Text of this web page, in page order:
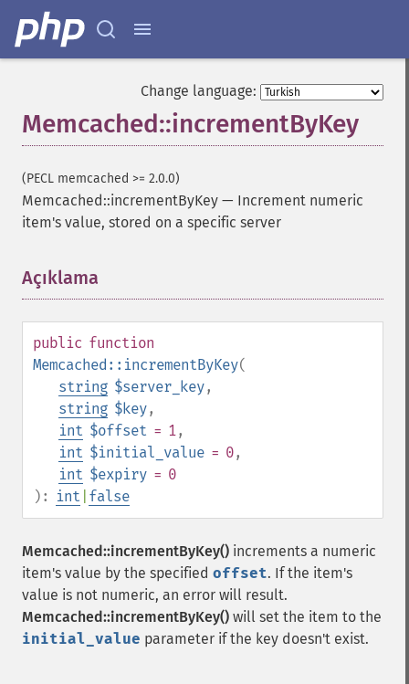
Change language:
Memcached::incrementByKey
(PECL memcached >= 2.0.0)
Memcached::incrementByKey — Increment numeric
item's value, stored on a specific server
Açıklama
public function
Memcached::incrementByKey(
string $server_key,
string $key,
int $offset = 1,
int $initial_value = 0,
int $expiry = 0
):
int false
Memcached::incrementByKey() increments a numeric
item's value by the specified offset. If the item's
value is not numeric, an error will result.
Memcached::incrementByKey() will set the item to the
initial_value parameter if the key doesn't exist.